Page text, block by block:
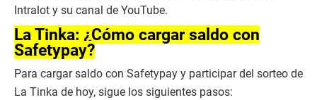
Intralot y su canal de YouTube.
La Tinka: ¿Cómo cargar saldo con
Safetypay?
Para cargar saldo con Safetypay y participar del sorteo de
La Tinka de hoy, sigue los siguientes pasos: